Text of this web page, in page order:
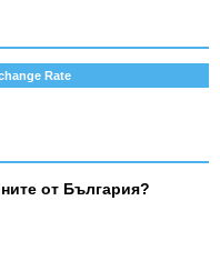
Rate
от България?